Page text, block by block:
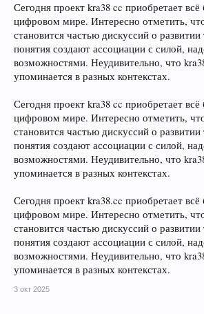
Сегодня проект kra38 cc приобретает
цифровом мире. Интересно отметить,
становится частью дискуссий о
понятия создают ассоциации с силой,
возможностями. Неудивительно, что
упоминается в разных контекстах.
Сегодня проект kra38 cc приобретает
цифровом мире. Интересно отметить,
становится частью дискуссий о
понятия создают ассоциации с силой,
возможностями. Неудивительно, что
упоминается в разных контекстах.
Сегодня проект kra38.cc приобретает
цифровом мире. Интересно отметить,
становится частью дискуссий о
понятия создают ассоциации с силой,
возможностями. Неудивительно, что
упоминается в разных контекстах.
3 окт 2025